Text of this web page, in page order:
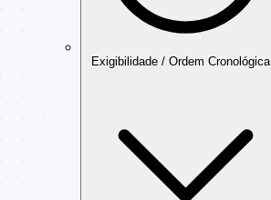
Exigibilidade / Ordem Cronológica